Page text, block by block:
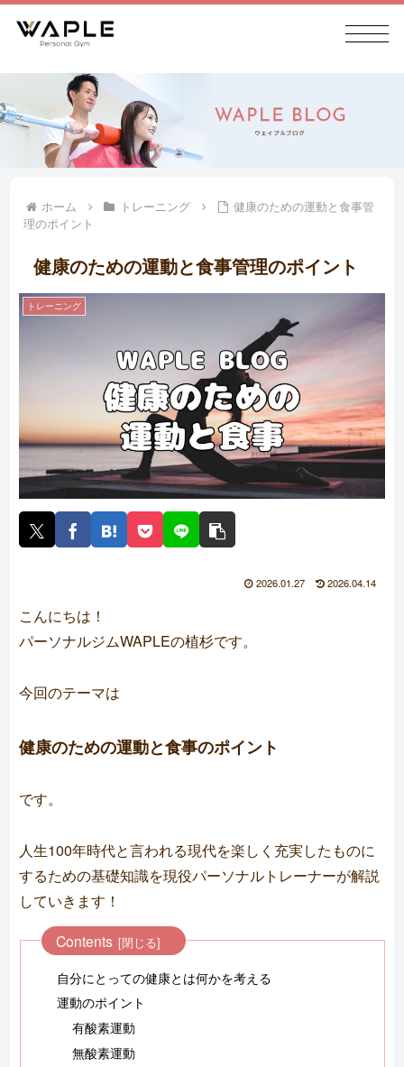
ホーム トレーニング
健康のための運動と食事管
理のポイント
健康のための運動と食事管理のポイント
トレーニング
2026.01.27 2026.04.14
こんにちは！
パーソナルジムWAPLEの植杉です。
今回のテーマは
健康のための運動と食事のポイント
です。
人生100年時代と言われる現代を楽しく充実したものに
するための基礎知識を現役パーソナルトレーナーが解説
していきます！
Contents
自分にとっての健康とは何かを考える
運動のポイント
有酸素運動
無酸素運動